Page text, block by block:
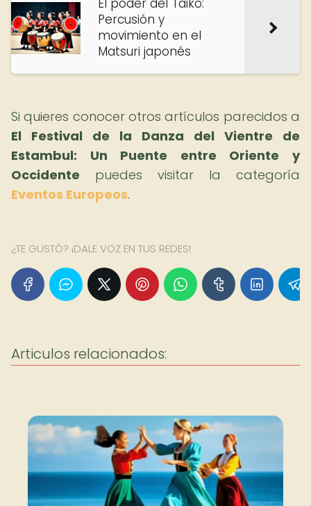
El poder del Taiko:
Percusión y
movimiento en el
Matsuri japonés
Si quieres conocer otros artículos parecidos a
El Festival de la Danza del Vientre de
Estambul: Un Puente entre Oriente y
Occidente puedes visitar la categoría
Eventos Europeos.
¿TE GUSTÓ? ¡DALE VOZ EN TUS REDES!
Articulos relacionados: